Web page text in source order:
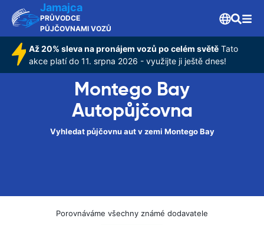
Jamajca
PRŮVODCE
PŮJČOVNAMI VOZŮ
Až 20% sleva na pronájem vozů po celém světě Tato
akce platí do 11. srpna 2026 - využijte ji ještě dnes!
Montego Bay
Autopůjčovna
Vyhledat půjčovnu aut v zemi Montego Bay
Porovnáváme všechny známé dodavatele